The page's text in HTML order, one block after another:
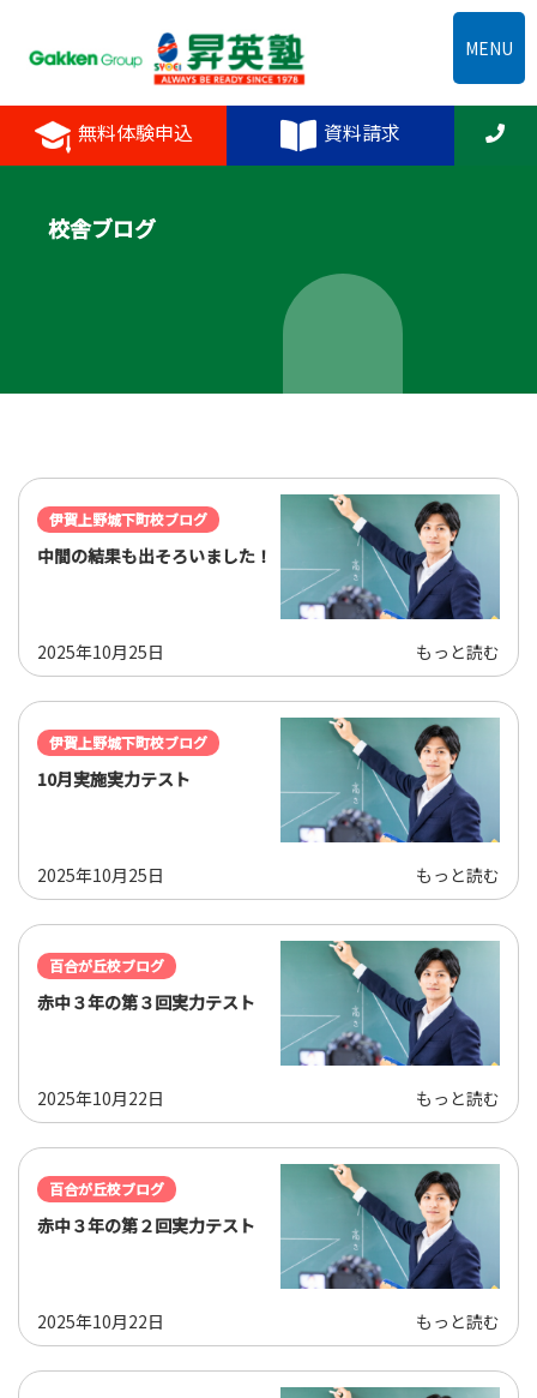
無料体験申込 資料請求
MENU
校舎ブログ
伊賀上野城下町校ブログ
中間の結果も出そろいました！
2025年10月25日 もっと読む
伊賀上野城下町校ブログ
10月実施実力テスト
2025年10月25日 もっと読む
百合が丘校ブログ
赤中３年の第３回実力テスト
2025年10月22日 もっと読む
百合が丘校ブログ
赤中３年の第２回実力テスト
2025年10月22日 もっと読む